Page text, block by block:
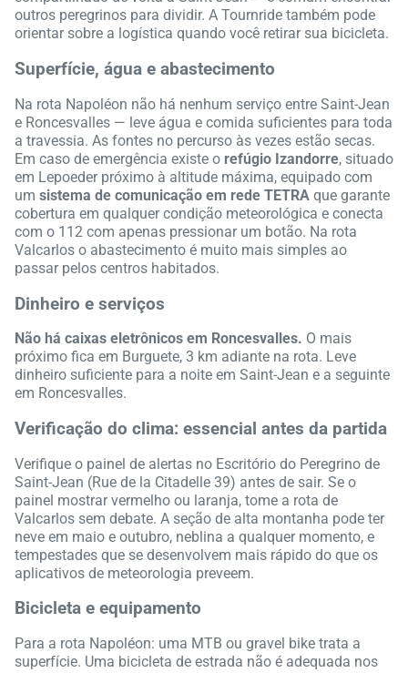
outros peregrinos para dividir. A Tournride também pode
orientar sobre a logística quando você retirar sua bicicleta.
Superfície, água e abastecimento
Na rota Napoléon não há nenhum serviço entre Saint-Jean
e Roncesvalles — leve água e comida suficientes para toda
a travessia. As fontes no percurso às vezes estão secas.
Em caso de emergência existe o refúgio Izandorre, situado
em Lepoeder próximo à altitude máxima, equipado com
um sistema de comunicação em rede TETRA que garante
cobertura em qualquer condição meteorológica e conecta
com o 112 com apenas pressionar um botão. Na rota
Valcarlos o abastecimento é muito mais simples ao
passar pelos centros habitados.
Dinheiro e serviços
Não há caixas eletrônicos em Roncesvalles. O mais
próximo fica em Burguete, 3 km adiante na rota. Leve
dinheiro suficiente para a noite em Saint-Jean e a seguinte
em Roncesvalles.
Verificação do clima: essencial antes da partida
Verifique o painel de alertas no Escritório do Peregrino de
Saint-Jean (Rue de la Citadelle 39) antes de sair. Se o
painel mostrar vermelho ou laranja, tome a rota de
Valcarlos sem debate. A seção de alta montanha pode ter
neve em maio e outubro, neblina a qualquer momento, e
tempestades que se desenvolvem mais rápido do que os
aplicativos de meteorologia preveem.
Bicicleta e equipamento
Para a rota Napoléon: uma MTB ou gravel bike trata a
superfície. Uma bicicleta de estrada não é adequada nos